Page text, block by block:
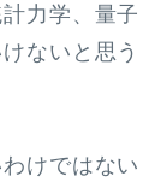
力学、量子
ないと思う
けではない